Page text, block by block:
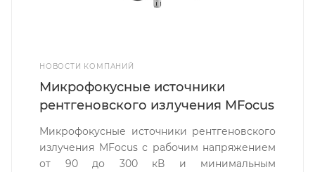
НОВОСТИ КОМПАНИЙ
Микрофокусные источники
рентгеновского излучения MFocus
Микрофокусные источники рентгеновского
излучения MFocus с рабочим напряжением
от 90 до 300 кВ и минимальным